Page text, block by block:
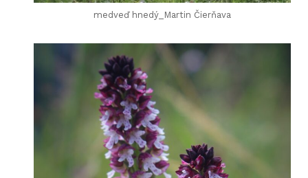
medveď hnedý_Martin Čierňava